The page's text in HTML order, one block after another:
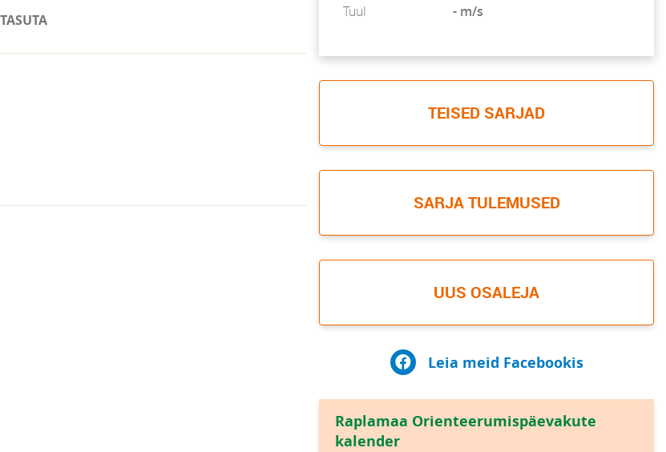
TASUTA
Tuul
- m/s
TEISED SARJAD
SARJA TULEMUSED
UUS OSALEJA
Leia meid Facebookis
Raplamaa Orienteerumispäevakute
kalender